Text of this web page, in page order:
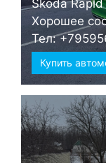
Skoda
Хорошее
Тел:
Купить